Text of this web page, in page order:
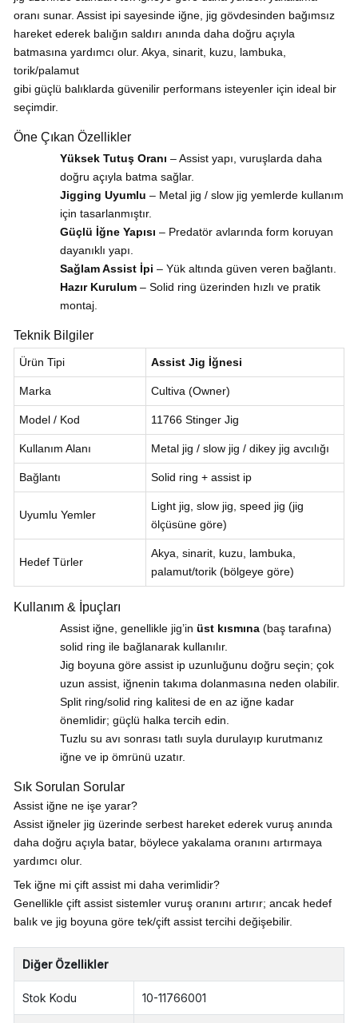
oranı sunar. Assist ipi sayesinde iğne, jig gövdesinden bağımsız
hareket ederek balığın saldırı anında daha doğru açıyla
batmasına yardımcı olur. Akya, sinarit, kuzu, lambuka,
torik/palamut
gibi güçlü balıklarda güvenilir performans isteyenler için ideal bir
seçimdir.
Öne Çıkan Özellikler
Yüksek Tutuş Oranı – Assist yapı, vuruşlarda daha
doğru açıyla batma sağlar.
Jigging Uyumlu – Metal jig / slow jig yemlerde kullanım
için tasarlanmıştır.
Güçlü İğne Yapısı – Predatör avlarında form koruyan
dayanıklı yapı.
Sağlam Assist İpi – Yük altında güven veren bağlantı.
Hazır Kurulum– Solid ring üzerinden hızlı ve pratik
montaj.
Teknik Bilgiler
Ürün Tipi Assist Jig İğnesi
Marka Cultiva (Owner)
Model / Kod 11766 Stinger Jig
Kullanım Alanı Metal jig / slow jig / dikey jig avcılığı
Bağlantı Solid ring + assist ip
Uyumlu Yemler
Light jig, slow jig, speed jig (jig
ölçüsüne göre)
Hedef Türler
Akya, sinarit, kuzu, lambuka,
palamut/torik (bölgeye göre)
Kullanım & İpuçları
Assist iğne, genellikle jig’in üst kısmına(baş tarafına)
solid ring ile bağlanarak kullanılır.
Jig boyuna göre assist ip uzunluğunu doğru seçin; çok
uzun assist, iğnenin takıma dolanmasına neden olabilir.
Split ring/solid ring kalitesi de en az iğne kadar
önemlidir; güçlü halka tercih edin.
Tuzlu su avı sonrası tatlı suyla durulayıp kurutmanız
iğne ve ip ömrünü uzatır.
Sık Sorulan Sorular
Assist iğne ne işe yarar?
Assist iğneler jig üzerinde serbest hareket ederek vuruş anında
daha doğru açıyla batar, böylece yakalama oranını artırmaya
yardımcı olur.
Tek iğne mi çift assist mi daha verimlidir?
Genellikle çift assist sistemler vuruş oranını artırır; ancak hedef
balık ve jig boyuna göre tek/çift assist tercihi değişebilir.
Diğer Özellikler
Stok Kodu 10-11766001